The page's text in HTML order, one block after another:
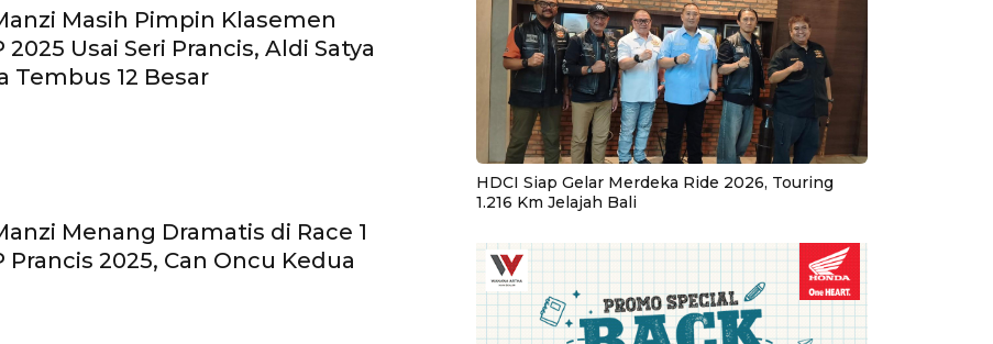
Masih Pimpin Klasemen
2025 Usai Seri Prancis, Aldi Satya
Tembus 12 Besar
Menang Dramatis di Race 1
Prancis 2025, Can Oncu Kedua
HDCI Siap Gelar Merdeka Ride 2026, Touring
1.216 Km Jelajah Bali